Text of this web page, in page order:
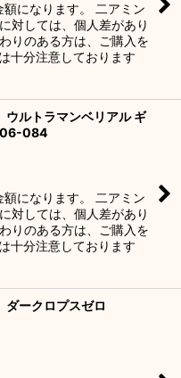
になります。 二アミン
対しては、個人差があり
りのある方は、ご購入を
十分注意しております
ウルトラマンベリアル ギ
084
になります。 二アミン
対しては、個人差があり
りのある方は、ご購入を
十分注意しております
ダークロプスゼロ